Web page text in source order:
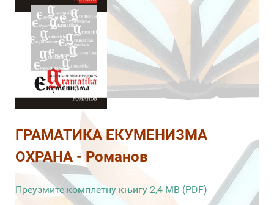
ГРАМАТИКА ЕКУМЕНИЗМА
ОХРАНА - Романов
Преузмите комплетну књигу 2,4 MB (PDF)